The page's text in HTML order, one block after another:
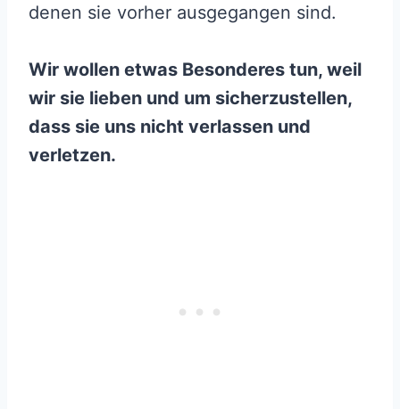
denen sie vorher ausgegangen sind.
Wir wollen etwas Besonderes tun, weil
wir sie lieben und um sicherzustellen,
dass sie uns nicht verlassen und
verletzen.